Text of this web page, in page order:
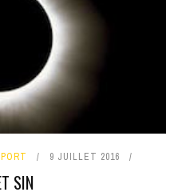
9 JUILLET 2016
SIN